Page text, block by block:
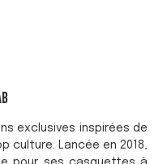
exclusives inspirées de
culture. Lancée en 2018,